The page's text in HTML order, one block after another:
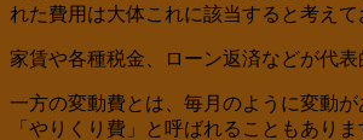
れた費用は大体これに該当すると考えて
家賃や各種税金、ローン返済などが代表
一方の変動費とは、毎月のように変動が
「やりくり費」と呼ばれることもありま